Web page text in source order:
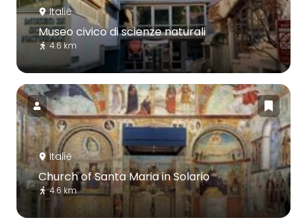
Italië
Museo civico di scienze naturali
4.6 km
Italië
Church of Santa Maria in Solario
4.6 km